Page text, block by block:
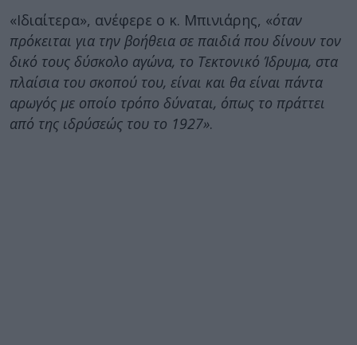
«Ιδιαίτερα», ανέφερε ο κ. Μπινιάρης, «όταν
πρόκειται για την βοήθεια σε παιδιά που δίνουν τον
δικό τους δύσκολο αγώνα, το Τεκτονικό Ίδρυμα, στα
πλαίσια του σκοπού του, είναι και θα είναι πάντα
αρωγός με οποίο τρόπο δύναται, όπως το πράττει
από της ιδρύσεώς του το 1927».